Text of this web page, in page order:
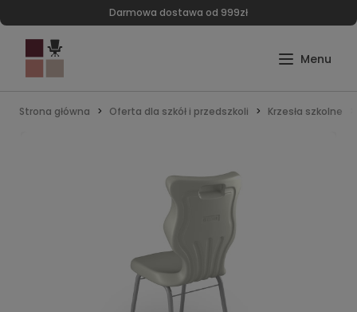
Darmowa dostawa od 999zł
Strona główna Oferta dla szkół i przedszkoli Krzesła szkolne